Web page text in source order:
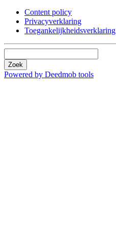
Content policy
Privacyverklaring
Toegankelijkheidsverklaring
Zoek
Powered by Deedmob tools